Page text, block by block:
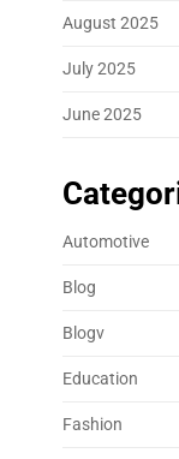
August 2025
July 2025
June 2025
Automotive
Blog
Blogv
Education
Fashion